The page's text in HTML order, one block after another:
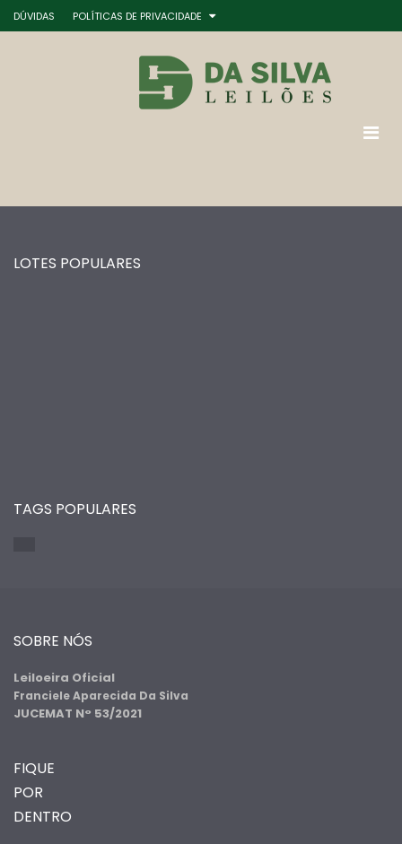
DÚVIDAS POLÍTICAS DE PRIVACIDADE
LOTES POPULARES
TAGS POPULARES
SOBRE NÓS
Leiloeira Oficial
Franciele Aparecida Da Silva
JUCEMAT N° 53/2021
FIQUE
POR
DENTRO